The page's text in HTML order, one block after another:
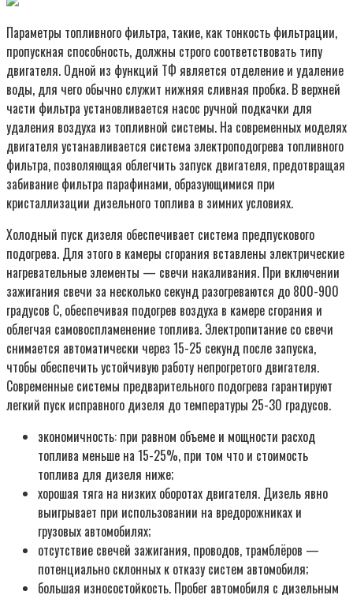
Параметры топливного фильтра, такие, как тонкость фильтрации,
пропускная способность, должны строго соответствовать типу
двигателя. Одной из функций ТФ является отделение и удаление
воды, для чего обычно служит нижняя сливная пробка. В верхней
части фильтра установливается насос ручной подкачки для
удаления воздуха из топливной системы. На современных моделях
двигателя устанавливается система электроподогрева топливного
фильтра, позволяющая облегчить запуск двигателя, предотвращая
забивание фильтра парафинами, образующимися при
кристаллизации дизельного топлива в зимних условиях.
Холодный пуск дизеля обеспечивает система предпускового
подогрева. Для этого в камеры сгорания вставлены электрические
нагревательные элементы — свечи накаливания. При включении
зажигания свечи за несколько секунд разогреваются до 800-900
градусов С, обеспечивая подогрев воздуха в камере сгорания и
облегчая самовоспламенение топлива. Электропитание со свечи
снимается автоматически через 15-25 секунд после запуска,
чтобы обеспечить устойчивую работу непрогретого двигателя.
Современные системы предварительного подогрева гарантируют
легкий пуск исправного дизеля до температуры 25-30 градусов.
экономичность: при равном объеме и мощности расход
топлива меньше на 15-25%, при том что и стоимость
топлива для дизеля ниже;
хорошая тяга на низких оборотах двигателя. Дизель явно
выигрывает при использовании на вредорожниках и
грузовых автомобилях;
отсутствие свечей зажигания, проводов, трамблёров —
потенциально склонных к отказу систем автомобиля;
большая износостойкость. Пробег автомобиля с дизельным